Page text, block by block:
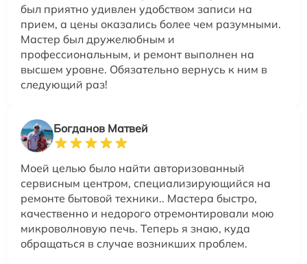
был приятно удивлен удобством записи на
прием, а цены оказались более чем разумными.
Мастер был дружелюбным и
профессиональным, и ремонт выполнен на
высшем уровне. Обязательно вернусь к ним в
следующий раз!
Богданов Матвей
Моей целью было найти авторизованный
сервисным центром, специализирующийся на
ремонте бытовой техники.. Мастера быстро,
качественно и недорого отремонтировали мою
микроволновую печь. Теперь я знаю, куда
обращаться в случае возникших проблем.